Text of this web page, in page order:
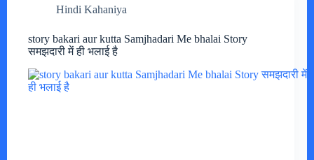
Hindi Kahaniya
story bakari aur kutta Samjhadari Me bhalai Story
समझदारी में ही भलाई है